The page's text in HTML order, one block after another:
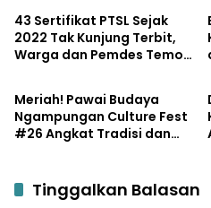
dengan Potensi Desa
43 Sertifikat PTSL Sejak
2022 Tak Kunjung Terbit,
Warga dan Pemdes Temon
Mojokerto
Potensi
Meriah! Pawai Budaya
Ngampungan Culture Fest
#26 Angkat Tradisi dan
Tinggalkan Balasan